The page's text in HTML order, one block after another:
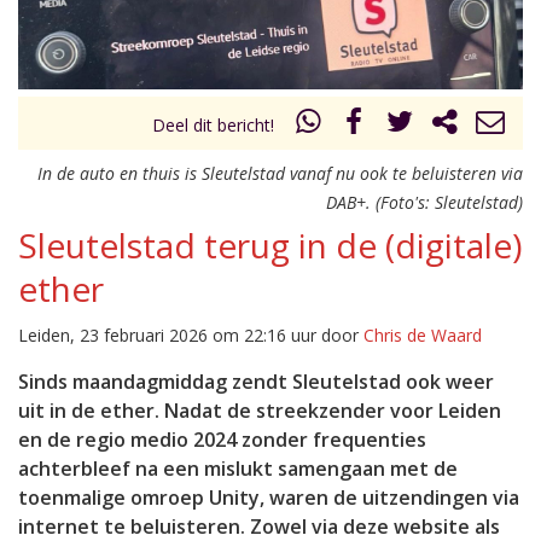
Deel dit bericht!
In de auto en thuis is Sleutelstad vanaf nu ook te beluisteren via
DAB+. (Foto's: Sleutelstad)
Sleutelstad terug in de (digitale)
ether
Leiden, 23 februari 2026 om 22:16 uur door Chris de Waard
Sinds maandagmiddag zendt Sleutelstad ook weer
uit in de ether. Nadat de streekzender voor Leiden
en de regio medio 2024 zonder frequenties
achterbleef na een mislukt samengaan met de
toenmalige omroep Unity, waren de uitzendingen via
internet te beluisteren. Zowel via deze website als